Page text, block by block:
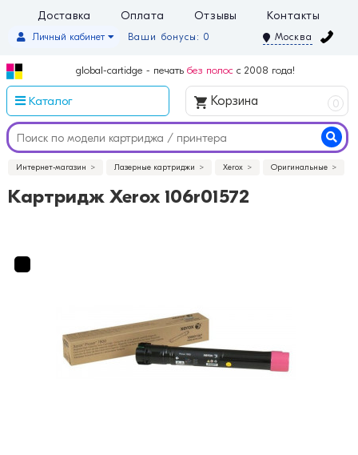
Доставка Оплата Отзывы Контакты
Ваши бонусы: 0
Личный кабинет Москва
global-cartidge - печать без полос с 2008 года!
Каталог Корзина 0
Интернет-магазин Лазерные картриджи Xerox Оригинальные
Картридж Xerox 106r01572